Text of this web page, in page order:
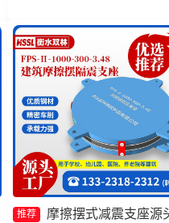
3.81生产厂家
推荐
摩擦摆式减震支座源